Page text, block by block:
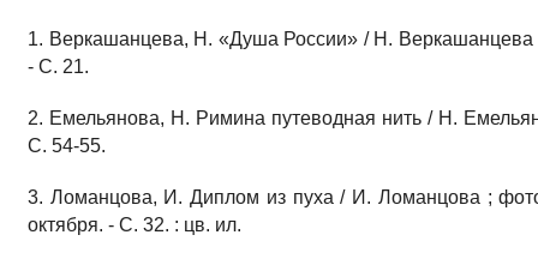
1. Веркашанцева, Н. «Душа России» / Н. Веркашанцева
- С. 21.
2. Емельянова, Н. Римина путеводная нить / Н.
С. 54-55.
3. Ломанцова, И. Диплом из пуха / И. Ломанцова ;
октября. - С. 32. : цв. ил.